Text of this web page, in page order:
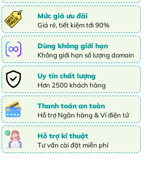
Mức giá ưu đãi
Giá rẻ, tiết kiệm tới 90%
Dùng không giới hạn
Không giới hạn số lượng domain
Uy tín chất lượng
Hơn 2500 khách hàng
Thanh toán an toàn
Hỗ trợ Ngân hàng & Ví điện tử
Hỗ trợ kĩ thuật
Tư vấn cài đặt miễn phí